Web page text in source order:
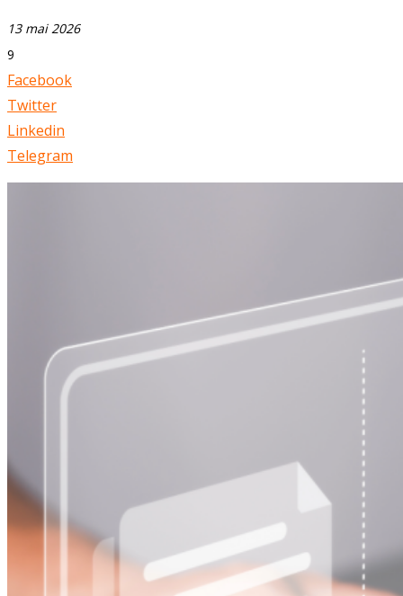
13 mai 2026
9
Facebook
Twitter
Linkedin
Telegram